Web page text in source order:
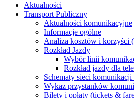
Aktualności
Transport Publiczny
Aktualności komunikacyjne
Informacje ogólne
Analiza kosztów i korzyści
Rozkład Jazdy
Wybór linii
Rozkład jazdy dla
Schematy sieci komunikacji
Wykaz przystanków
Bilety i opłaty (tickets &